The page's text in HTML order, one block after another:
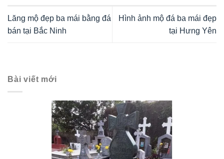
Lăng mộ đẹp ba mái bằng đá
bán tại Bắc Ninh
Hình ảnh mộ đá ba mái đẹp
tại Hưng Yên
Bài viết mới